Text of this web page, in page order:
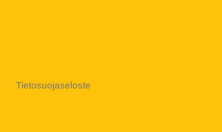
Tietosuojaseloste